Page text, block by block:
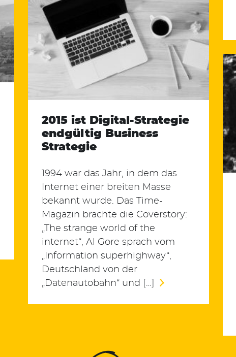
2015 ist Digital-Strategie
endgültig Business
Strategie
1994 war das Jahr, in dem das
Internet einer breiten Masse
bekannt wurde. Das Time-
Magazin brachte die Coverstory:
„The strange world of the
internet“, Al Gore sprach vom
„Information superhighway“,
Deutschland von der
„Datenautobahn“ und […]